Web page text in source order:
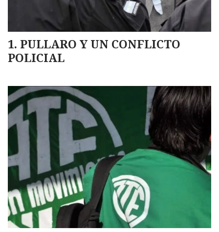
PULLARO Y UN CONFLICTO
POLICIAL